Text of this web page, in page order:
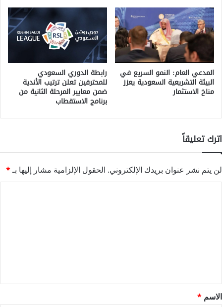
المدعي العام: النمو السريع في
البيئة التشريعية السعودية يعزز
مناخ الاستثمار
رابطة الدوري السعودي
للمحترفين تعلن ترتيب الأندية
ضمن معايير المرحلة الثانية من
برنامج الاستقطاب
اترك تعليقاً
لن يتم نشر عنوان بريدك الإلكتروني. الحقول الإلزامية مشار إليها بـ*
*
الاسم *